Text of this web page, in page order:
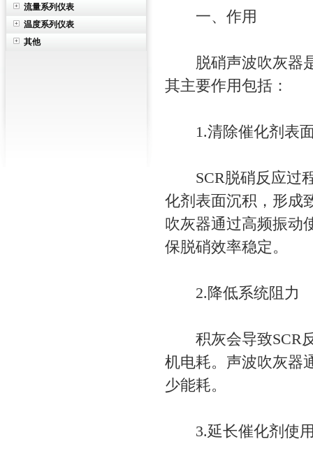
流量系列仪表
温度系列仪表
其他
一、作用
脱硝声波吹灰器是
其主要作用包括：
1.清除催化剂表
SCR脱硝反应过程
化剂表面沉积，形成
吹灰器通过高频振动
保脱硝效率稳定。
2.降低系统阻力
积灰会导致SCR反
机电耗。声波吹灰器
少能耗。
3.延长催化剂使